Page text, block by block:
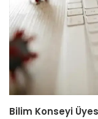
Bilim Konseyi